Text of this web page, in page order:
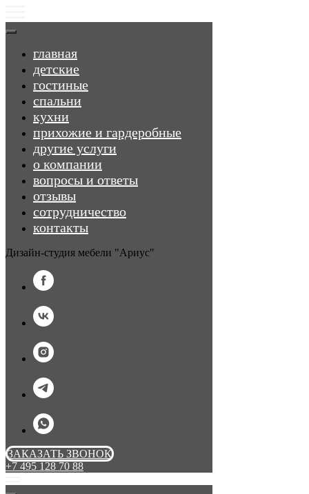
главная
детские
гостиные
спальни
кухни
прихожие и гардеробные
другие услуги
о компании
вопросы и ответы
отзывы
сотрудничество
контакты
Дизайн-студия мебели "Ариус"
ЗАКАЗАТЬ ЗВОНОК
+7 495 128 70 88